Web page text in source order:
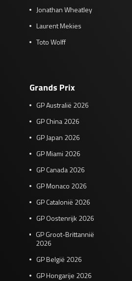
Jonathan Wheatley
Laurent Mekies
Toto Wolff
Grands Prix
GP Australië 2026
GP China 2026
GP Japan 2026
GP Miami 2026
GP Canada 2026
GP Monaco 2026
GP Catalonië 2026
GP Oostenrijk 2026
GP Groot-Brittannië
2026
GP België 2026
GP Hongarije 2026